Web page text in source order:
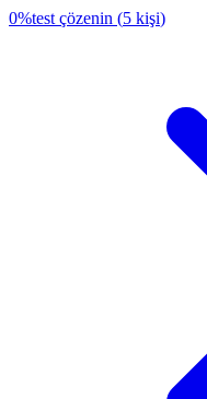
0%test çözenin (5 kişi)